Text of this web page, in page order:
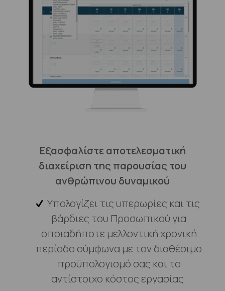
Εξασφαλίστε αποτελεσματική
διαχείριση της παρουσίας του
ανθρώπινου δυναμικού
Υπολογίζει τις υπερωρίες και τις
βάρδιες του Προσωπικού για
οποιαδήποτε μελλοντική χρονική
περίοδο σύμφωνα με τον διαθέσιμο
προϋπολογισμό σας και το
αντίστοιχο κόστος εργασίας.